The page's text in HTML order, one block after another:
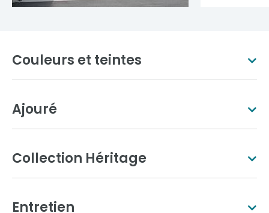
Couleurs et teintes
Ajouré
Collection Héritage
Entretien